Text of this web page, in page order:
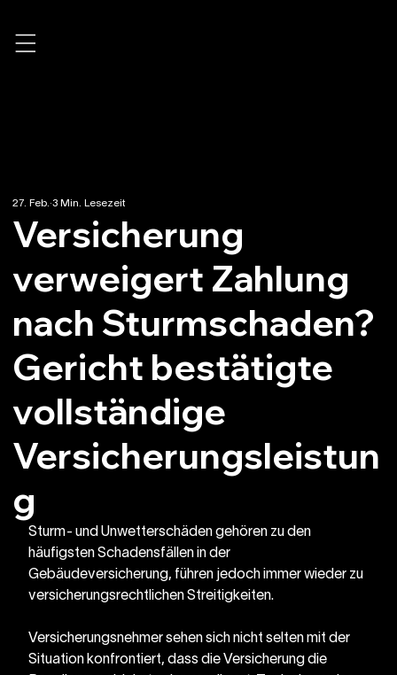
Versicherung
verweigert Zahlung
nach Sturmschaden?
Gericht bestätigte
vollständige
Versicherungsleistun
g
27. Feb. 3 Min. Lesezeit
Sturm- und Unwetterschäden gehören zu den
häufigsten Schadensfällen in der
Gebäudeversicherung, führen jedoch immer wieder zu
versicherungsrechtlichen Streitigkeiten.
Versicherungsnehmer sehen sich nicht selten mit der
Situation konfrontiert, dass die Versicherung die